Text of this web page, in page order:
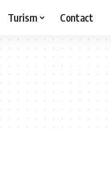
Turism Contact